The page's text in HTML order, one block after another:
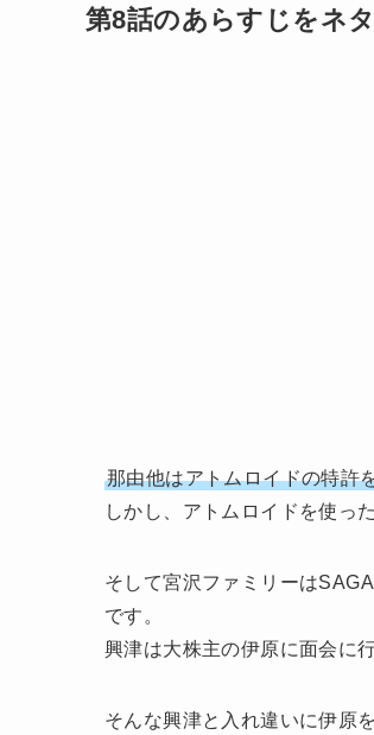
第8話のあらすじをネ
那由他はアトムロイドの特許
しかし、アトムロイドを使っ
そして宮沢ファミリーは
です。
興津は大株主の伊原に面会に
そんな興津と入れ違いに伊原